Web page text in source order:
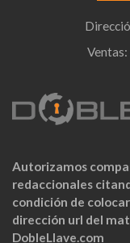
Ventas:
Autorizamos
redaccionales
condición de
dirección url del
DobleLlave.com